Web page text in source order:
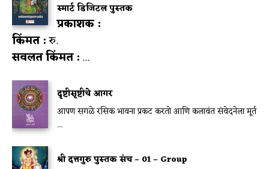
स्मार्ट डिजिटल पुस्तक
प्रकाशक :
किंमत :रु.
सवलत किंमत :...
दृष्टीसृष्टीचे आगर
आपण सगळे रसिक भावना प्रकट करतो आणि कलावंत संवेदनेला मूर्त
...
श्री दत्तगुरु पुस्तक संच – 01 – Group